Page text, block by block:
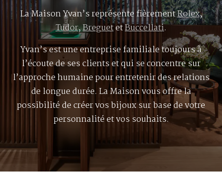
La Maison Yvan’s représente fièrementRolex,
Tudor,BreguetetBuccellati.
Yvan’s est une entreprise familiale toujours à
l’écoute de ses clients et qui se concentre sur
l’approche humaine pour entretenir des relations
de longue durée. La Maison vous offre la
possibilité de créer vos bijoux sur base de votre
personnalité et vos souhaits.